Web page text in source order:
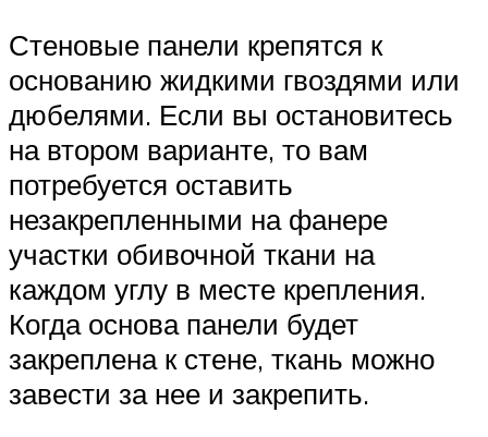
Стеновые панели крепятся к
основанию жидкими гвоздями или
дюбелями. Если вы остановитесь
на втором варианте, то вам
потребуется оставить
незакрепленными на фанере
участки обивочной ткани на
каждом углу в месте крепления.
Когда основа панели будет
закреплена к стене, ткань можно
завести за нее и закрепить.